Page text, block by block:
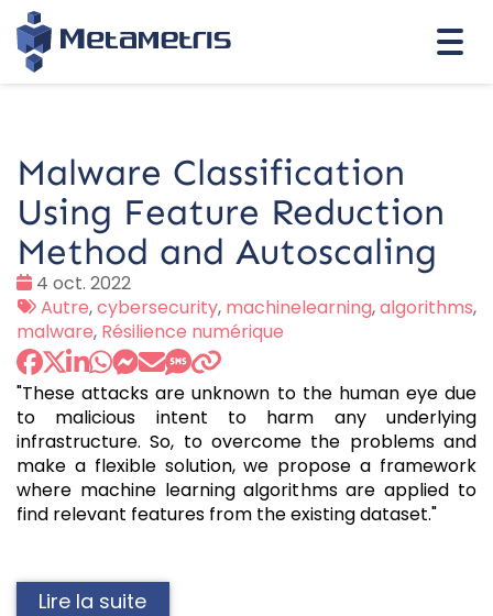
Malware Classification
Using Feature Reduction
Method and Autoscaling
Date
:
4 oct. 2022
Tags
:
Autre,cybersecurity, machinelearning,algorithms,
malware, Résilience numérique
"These attacks are unknown to the human eye due
to malicious intent to harm any underlying
infrastructure. So, to overcome the problems and
make a flexible solution, we propose a framework
where machine learning algorithms are applied to
find relevant features from the existing dataset."
Lire la suite